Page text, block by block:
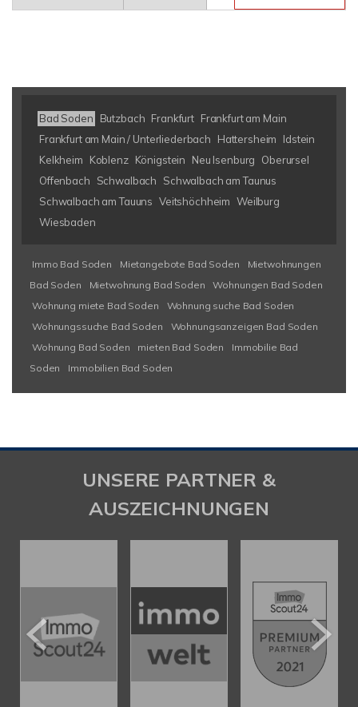
Bad Soden Butzbach Frankfurt Frankfurt am Main
Frankfurt am Main / Unterliederbach
Hattersheim
Idstein
Kelkheim
Koblenz Königstein Neu Isenburg
Oberursel
Offenbach
Schwalbach
Schwalbach am Taunus
Schwalbach am Tauuns Veitshöchheim Weilburg
Wiesbaden
Immo Bad Soden Mietangebote Bad Soden
Mietwohnungen
Bad Soden
Mietwohnung Bad Soden
Wohnungen Bad Soden
Wohnung miete Bad Soden
Wohnung suche Bad Soden
Wohnungssuche Bad Soden
Wohnungsanzeigen Bad Soden
Wohnung Bad Soden
mieten Bad Soden
Immobilie Bad
Soden
Immobilien Bad Soden
UNSERE PARTNER &
AUSZEICHNUNGEN